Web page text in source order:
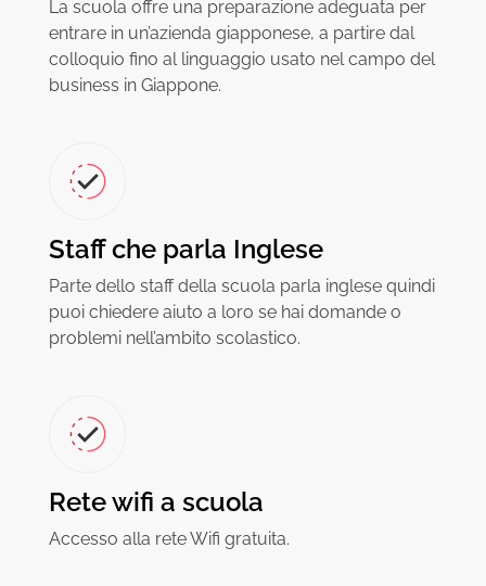
La scuola offre una preparazione adeguata per
entrare in un’azienda giapponese, a partire dal
colloquio fino al linguaggio usato nel campo del
business in Giappone.
Staff che parla Inglese
Parte dello staff della scuola parla inglese quindi
puoi chiedere aiuto a loro se hai domande o
problemi nell’ambito scolastico.
Rete wifi a scuola
Accesso alla rete Wifi gratuita.